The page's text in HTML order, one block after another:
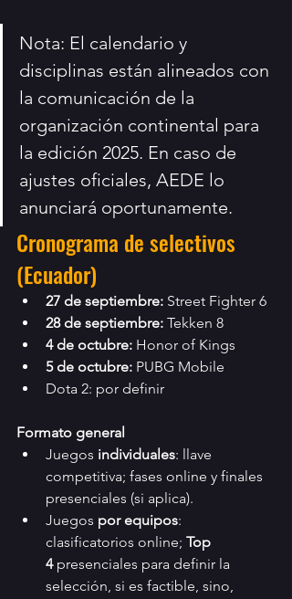
Nota: El calendario y
disciplinas están alineados con
la comunicación de la
organización continental para
la edición 2025. En caso de
ajustes oficiales, AEDE lo
anunciará oportunamente.
Cronograma de selectivos
(Ecuador)
27 de septiembre: Street Fighter 6
28 de septiembre: Tekken 8
4 de octubre: Honor of Kings
5 de octubre: PUBG Mobile
Dota 2: por definir
Formato general
Juegos individuales: llave
competitiva; fases online y finales
presenciales (si aplica).
Juegos por equipos:
clasificatorios online; Top
4 presenciales para definir la
selección, si es factible, sino,